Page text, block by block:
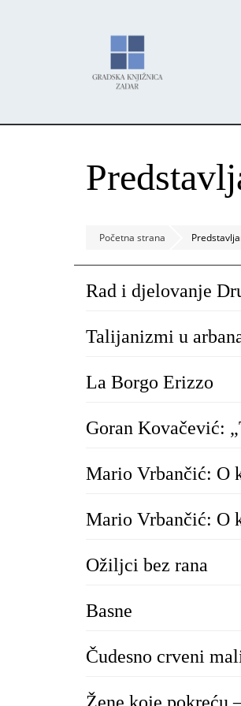
Početna strana
Rad i djelovanje
Talijanizmi u
La Borgo Erizzo
Goran Kovačević:
Mario Vrbančić: O
Mario Vrbančić: O
Ožiljci bez rana
Basne
Čudesno crveni